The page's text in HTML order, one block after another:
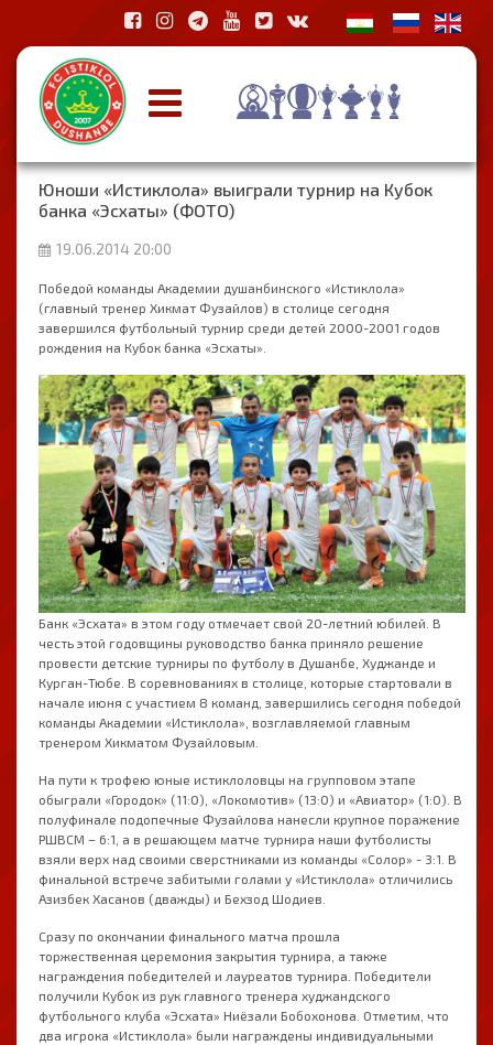
Юноши «Истиклола» выиграли турнир на Кубок
банка «Эсхаты» (ФОТО)
19.06.2014 20:00
Победой команды Академии душанбинского «Истиклола»
(главный тренер Хикмат Фузайлов) в столице сегодня
завершился футбольный турнир среди детей 2000-2001 годов
рождения на Кубок банка «Эсхаты».
Банк «Эсхата» в этом году отмечает свой 20-летний юбилей. В
честь этой годовщины руководство банка приняло решение
провести детские турниры по футболу в Душанбе, Худжанде и
Курган-Тюбе. В соревнованиях в столице, которые стартовали в
начале июня с участием 8 команд, завершились сегодня победой
команды Академии «Истиклола», возглавляемой главным
тренером Хикматом Фузайловым.
На пути к трофею юные истиклоловцы на групповом этапе
обыграли «Городок» (11:0), «Локомотив» (13:0) и «Авиатор» (1:0). В
полуфинале подопечные Фузайлова нанесли крупное поражение
РШВСМ – 6:1, а в решающем матче турнира наши футболисты
взяли верх над своими сверстниками из команды «Солор» - 3:1. В
финальной встрече забитыми голами у «Истиклола» отличились
Азизбек Хасанов (дважды) и Бехзод Шодиев.
Сразу по окончании финального матча прошла
торжественная церемония закрытия турнира, а также
награждения победителей и лауреатов турнира. Победители
получили Кубок из рук главного тренера худжандского
футбольного клуба «Эсхата» Ниёзали Бобохонова. Отметим, что
два игрока «Истиклола» были награждены индивидуальными